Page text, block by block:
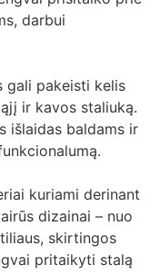
darbui
gali pakeisti kelis
ir kavos staliuką.
išlaidas baldams ir
kuriami derinant
dizainai – nuo
skirtingos
pritaikyti stalą